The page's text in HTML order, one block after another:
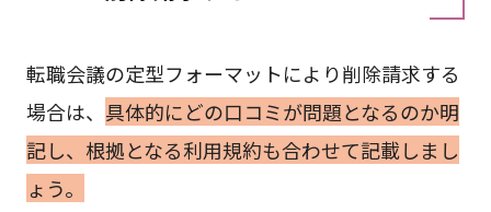
転職会議の定型フォーマットにより削除請求する
場合は、 具体的にどの口コミが問題となるのか明
記し、根拠となる利用規約も合わせて記載しまし
ょう。